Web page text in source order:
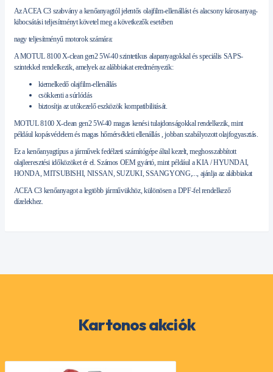
Az ACEA C3 szabvány a kenőanyagtól jelentős olajfilm-ellenállást és alacsony károsanyag-
kibocsátási teljesítményt követel meg a következők esetében
nagy teljesítményű motorok számára:
A MOTUL 8100 X-clean gen2 5W-40 szintetikus alapanyagokkal és speciális SAPS-
szintekkel rendelkezik, amelyek az alábbiakat eredményezik:
kiemelkedő olajfilm-ellenállás
csökkenti a súrlódás
biztosítja az utókezelő eszközök kompatibilitását.
MOTUL 8100 X-clean gen2 5W-40 magas kenési tulajdonságokkal rendelkezik, mint
például kopásvédelem és magas hőmérsékleti ellenállás , jobban szabályozott olajfogyasztás.
Ez a kenőanyagtípus a járművek fedélzeti számítógépe által kezelt, meghosszabbított
olajleeresztési időközöket ér el. Számos OEM gyártó, mint például a KIA / HYUNDAI,
HONDA, MITSUBISHI, NISSAN, SUZUKI, SSANGYONG,..., ajánlja az alábbiakat
ACEA C3 kenőanyagot a legtöbb járművükhöz, különösen a DPF-fel rendelkező
dízelekhez.
Kartonos akciók